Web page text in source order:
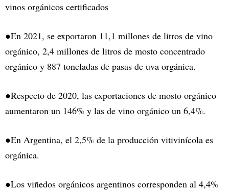
vinos orgánicos certificados
●En 2021, se exportaron 11,1 millones de litros de vino
orgánico, 2,4 millones de litros de mosto concentrado
orgánico y 887 toneladas de pasas de uva orgánica.
●Respecto de 2020, las exportaciones de mosto orgánico
aumentaron un 146% y las de vino orgánico un 6,4%.
●En Argentina, el 2,5% de la producción vitivinícola es
orgánica.
●Los viñedos orgánicos argentinos corresponden al 4,4%